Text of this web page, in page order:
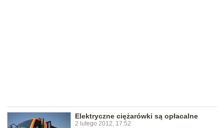
Elektryczne ciężarówki są opłacalne
2 lutego 2012, 17:52